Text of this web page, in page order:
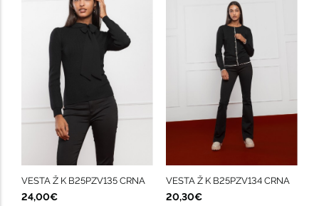
VESTA Ž K B25PZV135 CRNA
24,00€
VESTA Ž K B25PZV134 CRNA
20,30€